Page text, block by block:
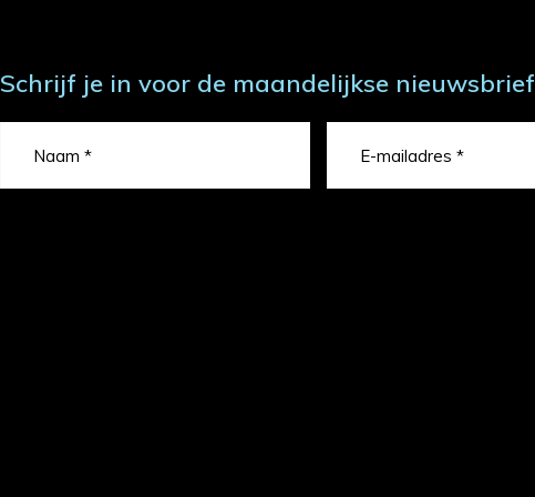
Schrijf je in voor de maandelijkse nieuwsbrief